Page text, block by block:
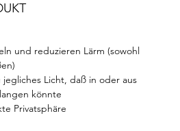
und reduzieren Lärm (sowohl
jegliches Licht, daß in oder aus
könnte
Privatsphäre